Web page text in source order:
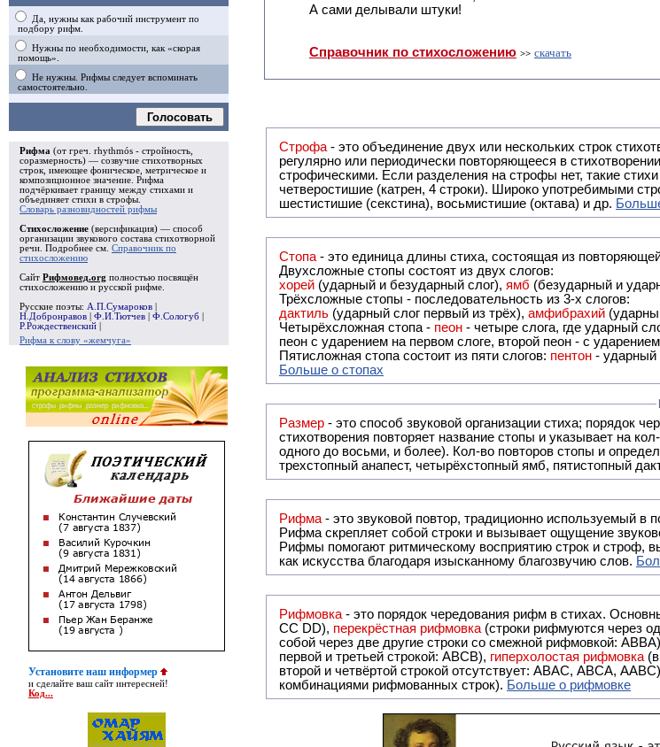
Да, нужны как рабочий инструмент по
подбору рифм.
Нужны по необходимости, как «скорая
помощь».
Не нужны. Рифмы следует вспоминать
самостоятельно.
Голосовать
Рифма (от греч. rhythmós - стройность,
соразмерность) — созвучие стихотворных
строк, имеющее фоническое, метрическое и
композиционное значение. Рифма
подчёркивает границу между стихами и
объединяет стихи в строфы
Словарь разновидностей рифмы
Стихосложение (версификация) — способ
организации звукового состава стихотворной
речи. Подробнее см. Справочник по
стихосложению
Сайт Рифмовед.org полностью посвящён
стихосложению и русской рифме.
Русские поэты: А.П.Сумароков
Н.Добронравов
Ф.И.Тютчев Ф.Сологуб
Р.Рождественский
Рифма к слову «жемчуга»
Установите наш информер
и сделайте ваш сайт интересней!
Код...
А сами делывали штуки!
Справочник по стихосложению >> скачать
Строфа - это объединение двух или нескольких строк стихотворения, имеющих интонационное сходство или
регулярно или периодически повторяющееся в стихотворении. Большинство стихотворений делятся на строфы и т.о. являются
строфическими. Если разделения на строфы нет, такие стихи принято называть астрофическими. Самая популярная строфа в русской поэзии -
четверостишие (катрен, 4 строки). Широко употребимыми
шестистишие (секстина), восьмистишие (октава) и др.
Стопа - это единица длины стиха, состоящая из
Двухсложные стопы состоят из двух слогов:
хорей (ударный и безударный слог), ямб (безударный и
Трёхсложные стопы - последовательность из 3-х слогов:
дактиль (ударный слог первый из трёх), амфибрахий
Четырёхсложная стопа - пеон - четыре слога, где ударный
пеон с ударением на первом слоге, второй пеон - с
Пятисложная стопа состоит из пяти слогов: пентон - ударный
Больше о стопах
Размер - это способ звуковой организации стиха; порядок
стихотворения повторяет название стопы и указывает на
одного до восьми, и более). Кол-во повторов стопы и
трехстопный анапест, четырёхстопный ямб, пятистопный
Рифма
- это звуковой повтор, традиционно
Рифма скрепляет собой строки и вызывает ощущение
Рифмы помогают ритмическому восприятию строк и строф,
как искусства благодаря изысканному благозвучию слов.
Рифмовка - это порядок чередования рифм в стихах.
СС DD), перекрёстная рифмовка (строки рифмуются через
собой через две другие строки со смежной рифмовкой:
первой и третьей строкой: АBCB), гиперхолостая рифмовка
второй и четвёртой строкой отсутствует: ABAC, ABCA, AABC), смешанная или вольная рифмовка (рифмовка в сложных строфах с
комбинациями рифмованных строк). Больше о рифмовке